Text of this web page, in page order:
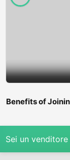
Benefits of
Professional
Sei un